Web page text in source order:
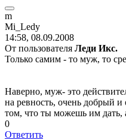
m
Mi_Ledy
14:58, 08.09.2008
От пользователя Леди Икс.
Только самим - то муж, то
Наверно, муж- это
на ревность, очень добрый
том, что ты можешь им дать,
0
Ответить